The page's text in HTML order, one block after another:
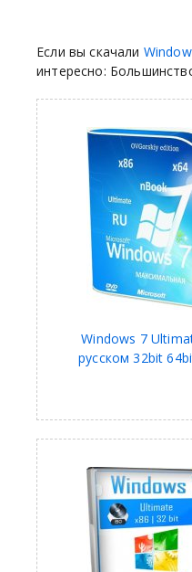
Если вы скачали
интересно:
Windows 7
русском 32bit